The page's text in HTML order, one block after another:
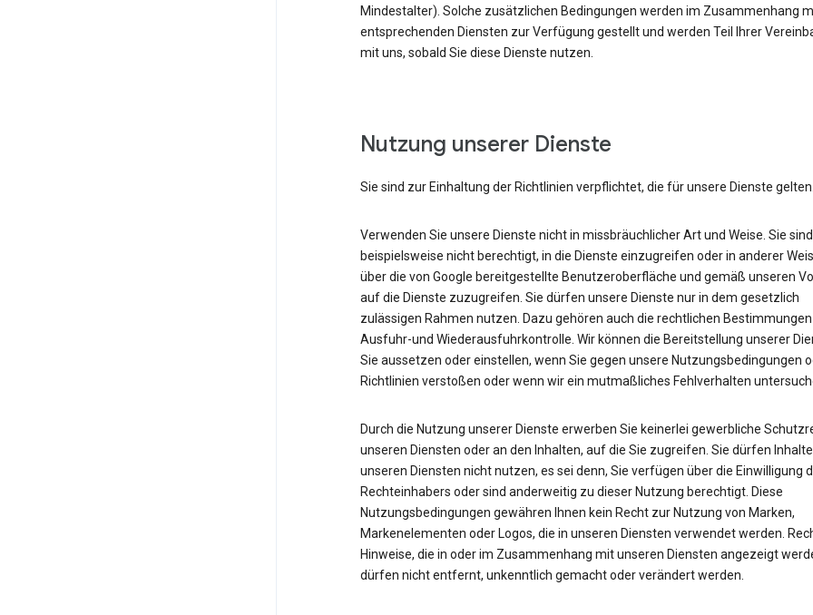
Mindestalter). Solche zusätzlichen Bedingungen werden im Zusammenhang
entsprechenden Diensten zur Verfügung gestellt und werden Teil Ihrer
mit uns, sobald Sie diese Dienste nutzen.
Nutzung unserer Dienste
Sie sind zur Einhaltung der Richtlinien verpflichtet, die für unsere Dienste gelten.
Verwenden Sie unsere Dienste nicht in missbräuchlicher Art und Weise. Sie sind
beispielsweise nicht berechtigt, in die Dienste einzugreifen oder in anderer
über die von Google bereitgestellte Benutzeroberfläche und gemäß unseren
auf die Dienste zuzugreifen. Sie dürfen unsere Dienste nur in dem gesetzlich
zulässigen Rahmen nutzen. Dazu gehören auch die rechtlichen
Ausfuhr-und Wiederausfuhrkontrolle. Wir können die Bereitstellung unserer
Sie aussetzen oder einstellen, wenn Sie gegen unsere Nutzungsbedingungen
Richtlinien verstoßen oder wenn wir ein mutmaßliches Fehlverhalten
Durch die Nutzung unserer Dienste erwerben Sie keinerlei gewerbliche
unseren Diensten oder an den Inhalten, auf die Sie zugreifen. Sie dürfen
unseren Diensten nicht nutzen, es sei denn, Sie verfügen über die Einwilligung
Rechteinhabers oder sind anderweitig zu dieser Nutzung berechtigt. Diese
Nutzungsbedingungen gewähren Ihnen kein Recht zur Nutzung von Marken,
Markenelementen oder Logos, die in unseren Diensten verwendet werden.
Hinweise, die in oder im Zusammenhang mit unseren Diensten angezeigt
dürfen nicht entfernt, unkenntlich gemacht oder verändert werden.